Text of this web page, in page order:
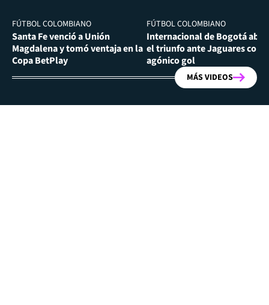
FÚTBOL COLOMBIANO
Santa Fe venció a Unión
Magdalena y tomó ventaja en la
Copa BetPlay
FÚTBOL COLOMBIANO
Internacional de Bogotá
el triunfo ante Jaguares con
agónico gol
MÁS VIDEOS